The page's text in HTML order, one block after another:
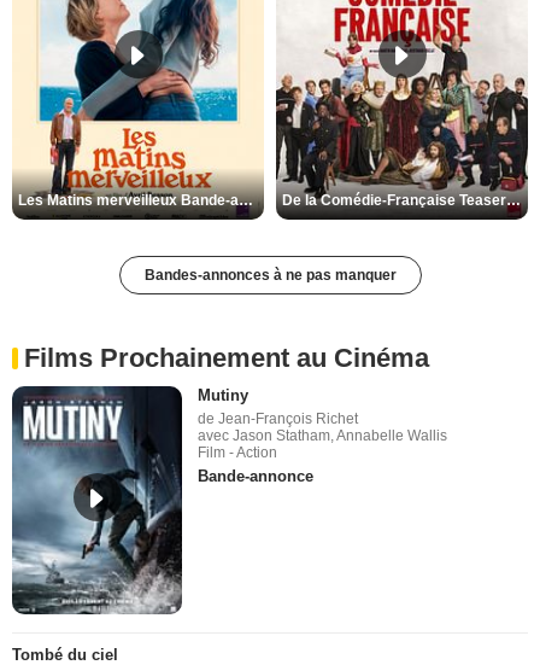
Les Matins merveilleux Bande-annonce VF De la Comédie-Française Teaser VF
Bandes-annonces à ne pas manquer
Films Prochainement au Cinéma
Mutiny
de Jean-François Richet
avec Jason Statham, Annabelle Wallis
Film - Action
Bande-annonce
Tombé du ciel